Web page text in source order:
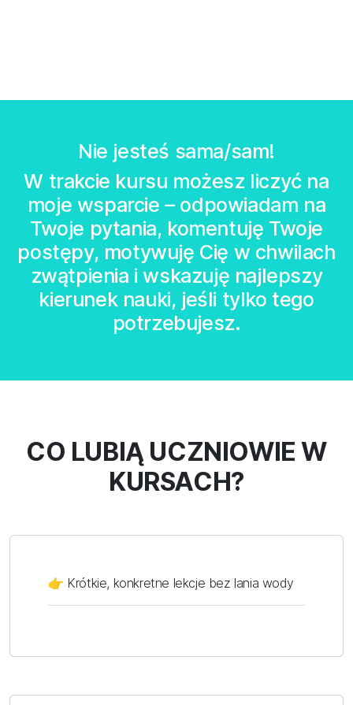
Nie jesteś sama/sam!
W trakcie kursu możesz liczyć na
moje wsparcie – odpowiadam na
Twoje pytania, komentuję Twoje
postępy, motywuję Cię w chwilach
zwątpienia i wskazuję najlepszy
kierunek nauki, jeśli tylko tego
potrzebujesz.
CO LUBIĄ UCZNIOWIE W
KURSACH?
👉 Krótkie, konkretne lekcje bez lania wody